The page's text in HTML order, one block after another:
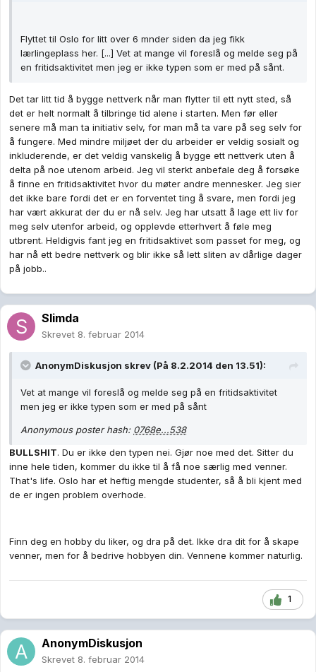
Flyttet til Oslo for litt over 6 mnder siden da jeg fikk
lærlingeplass her. [...] Vet at mange vil foreslå og melde seg på
en fritidsaktivitet men jeg er ikke typen som er med på sånt.
Det tar litt tid å bygge nettverk når man flytter til ett nytt sted, så
det er helt normalt å tilbringe tid alene i starten. Men før eller
senere må man ta initiativ selv, for man må ta vare på seg selv for
å fungere. Med mindre miljøet der du arbeider er veldig sosialt og
inkluderende, er det veldig vanskelig å bygge ett nettverk uten å
delta på noe utenom arbeid. Jeg vil sterkt anbefale deg å forsøke
å finne en fritidsaktivitet hvor du møter andre mennesker. Jeg sier
det ikke bare fordi det er en forventet ting å svare, men fordi jeg
har vært akkurat der du er nå selv. Jeg har utsatt å lage ett liv for
meg selv utenfor arbeid, og opplevde etterhvert å føle meg
utbrent. Heldigvis fant jeg en fritidsaktivet som passet for meg, og
har nå ett bedre nettverk og blir ikke så lett sliten av dårlige dager
på jobb..
Slimda
Skrevet 8. februar 2014
AnonymDiskusjon skrev (På 8.2.2014 den 13.51):
Vet at mange vil foreslå og melde seg på en fritidsaktivitet
men jeg er ikke typen som er med på sånt
Anonymous poster hash: 0768e...538
BULLSHIT. Du er ikke den typen nei. Gjør noe med det. Sitter du
inne hele tiden, kommer du ikke til å få noe særlig med venner.
That's life. Oslo har et heftig mengde studenter, så å bli kjent med
de er ingen problem overhode.
Finn deg en hobby du liker, og dra på det. Ikke dra dit for å skape
venner, men for å bedrive hobbyen din. Vennene kommer naturlig.
1
AnonymDiskusjon
Skrevet 8. februar 2014